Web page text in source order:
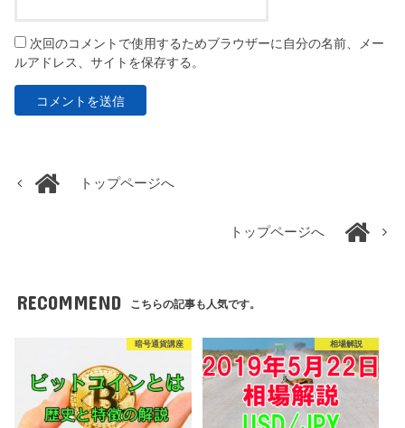
次回のコメントで使用するためブラウザーに自分の名前、メー
ルアドレス、サイトを保存する。
トップページへ
トップページへ
RECOMMEND こちらの記事も人気です。
暗号通貨講座 相場解説